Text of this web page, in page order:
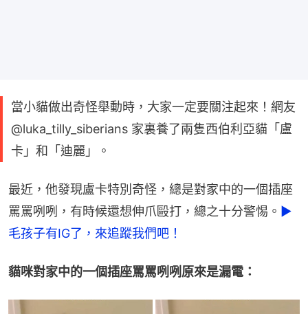
當小貓做出奇怪舉動時，大家一定要關注起來！網友
@luka_tilly_siberians 家裏養了兩隻西伯利亞貓「盧
卡」和「迪麗」。
最近，他發現盧卡特別奇怪，總是對家中的一個插座
罵罵咧咧，有時候還想伸爪毆打，總之十分警惕。 ►
毛孩子有IG了，來追蹤我們吧！
貓咪對家中的一個插座罵罵咧咧原來是漏電：